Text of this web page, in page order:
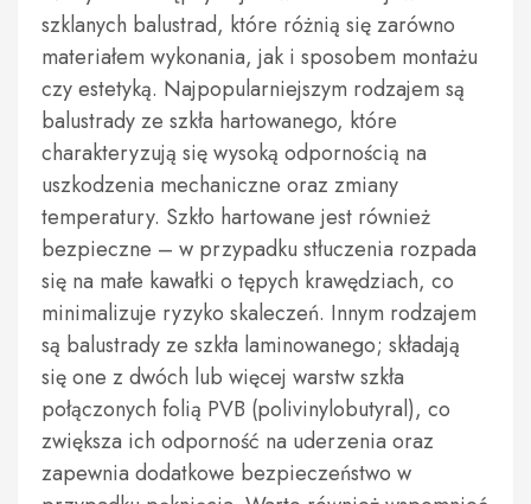
szklanych balustrad, które różnią się zarówno
materiałem wykonania, jak i sposobem montażu
czy estetyką. Najpopularniejszym rodzajem są
balustrady ze szkła hartowanego, które
charakteryzują się wysoką odpornością na
uszkodzenia mechaniczne oraz zmiany
temperatury. Szkło hartowane jest również
bezpieczne – w przypadku stłuczenia rozpada
się na małe kawałki o tępych krawędziach, co
minimalizuje ryzyko skaleczeń. Innym rodzajem
są balustrady ze szkła laminowanego; składają
się one z dwóch lub więcej warstw szkła
połączonych folią PVB (polivinylobutyral), co
zwiększa ich odporność na uderzenia oraz
zapewnia dodatkowe bezpieczeństwo w